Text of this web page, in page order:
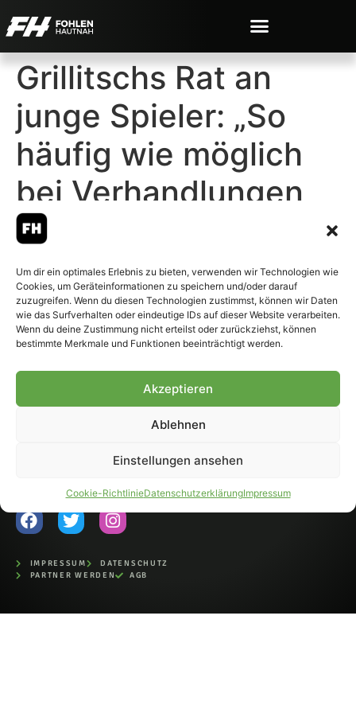
Um dir ein optimales Erlebnis zu bieten, verwenden wir Technologien wie
Cookies, um Geräteinformationen zu speichern und/oder darauf
zuzugreifen. Wenn du diesen Technologien zustimmst, können wir Daten
wie das Surfverhalten oder eindeutige IDs auf dieser Website verarbeiten.
Wenn du deine Zustimmung nicht erteilst oder zurückziehst, können
bestimmte Merkmale und Funktionen beeinträchtigt werden.
Akzeptieren
Ablehnen
Einstellungen ansehen
Cookie-RichtlinieDatenschutzerklärungImpressum
Grillitschs Rat an
junge Spieler: „So
häufig wie möglich
bei Verhandlungen
dabei sein“
© 2007-2026 Fohlen-Hautnah.de
– Alle rechte vorbehalten.
Fohlen-Hautnah.de ist ein
offiziell eingetragenes Magazin
bei der Deutschen
Nationalbibliothek (ISSN 1868-
auszugsweise, nur mit
IMPRESSUM
DATENSCHUTZ
PARTNER WERDEN
AGB